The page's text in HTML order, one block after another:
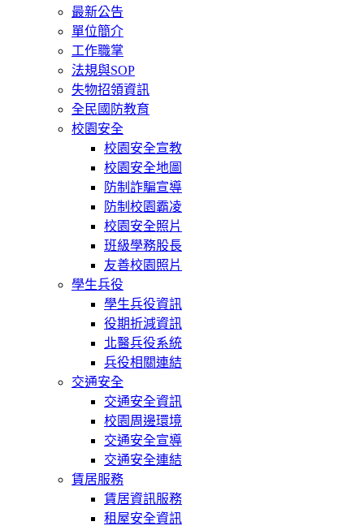
最新公告
單位簡介
工作職掌
法規與SOP
失物招領資訊
全民國防教育
校園安全
校園安全宣教
校園安全地圖
防制詐騙宣導
防制校園霸凌
校園安全照片
班級學務股長
友善校園照片
學生兵役
學生兵役資訊
役期折減資訊
北醫兵役系統
兵役相關連結
交通安全
交通安全資訊
校園周邊環境
交通安全宣導
交通安全連結
賃居服務
賃居資訊服務
租屋安全資訊